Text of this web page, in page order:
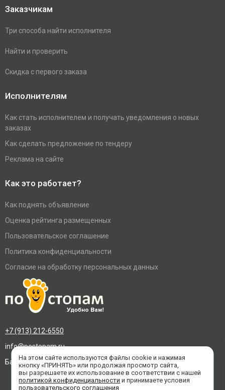
Заказчикам
Три способа найти исполнителя
Найти и проверить
Скидка с первого заказа
Исполнителям
Как стать исполнителем и получать уведомления о новых
заказах
Как сделать предложение по тендеру
Реклама на сайте
Как это работает?
Как поднять объявление
Оценка рейтинга размещенных
Пользовательское соглашение
Политика конфиденциальности
Согласие на обработку персональных данных
+7 (913) 212-6550
info@postopam.ru
Барнаул, пр. Социалистический 109, оф.455
На этом сайте используются файлы cookie и нажимая
кнопку «ПРИНЯТЬ» или продолжая просмотр сайта,
вы разрешаете их использование в соответствии с нашей
политикой конфиденциальности и принимаете условия
пользовательского соглашения